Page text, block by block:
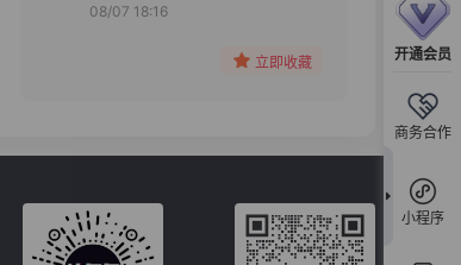
开通会员
商务合作
小程序
08/07 18:16
立即收藏